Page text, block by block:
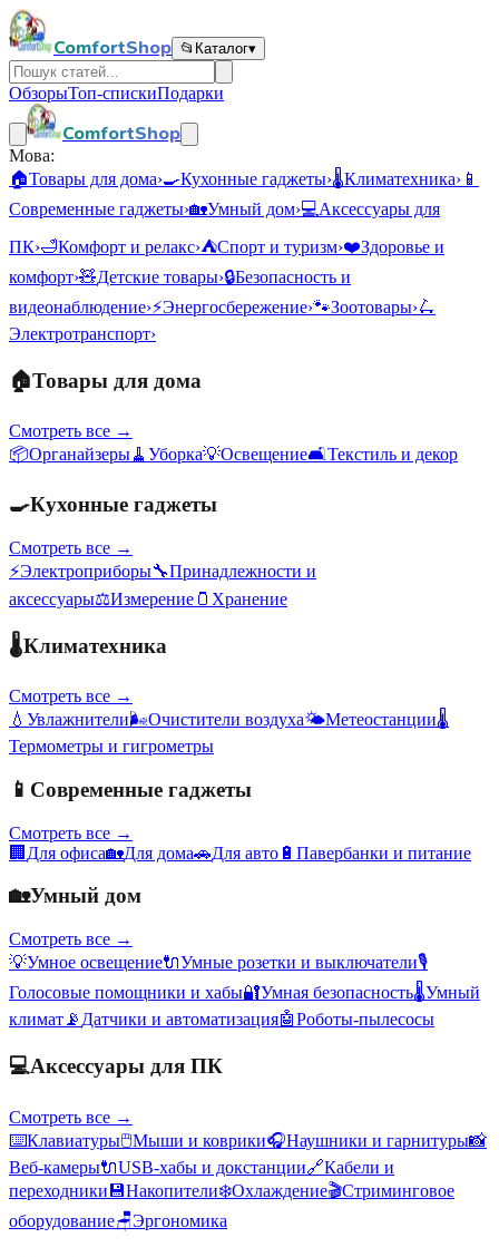
ComfortShop 📂 Каталог▾
ОбзорыТоп-спискиПодарки
ComfortShop
Мова:
🏠Товары для дома›🍳Кухонные гаджеты›🌡️Климатехника› 📱
Современные гаджеты›🏡Умный дом›💻Аксессуары для
ПК›🛁Комфорт и релакс›⛺Спорт и туризм›❤️Здоровье и
комфорт›🧸Детские товары›🔒Безопасность и
видеонаблюдение›⚡Энергосбережение›🐾Зоотовары›🛴
Электротранспорт›
🏠Товары для дома
Смотреть все →
📦Органайзеры🧹 Уборка💡Освещение🛋️Текстиль и декор
🍳Кухонные гаджеты
Смотреть все →
⚡Электроприборы🔧Принадлежности и
аксессуары⚖️Измерение 🫙 Хранение
🌡️Климатехника
Смотреть все →
💧 Увлажнители🌬️Очистители воздуха🌤️Метеостанции🌡️
Термометры и гигрометры
📱 Современные гаджеты
Смотреть все →
🏢 Для офиса🏡Для дома🚗Для авто 🔋 Павербанки и питание
🏡Умный дом
Смотреть все →
💡Умное освещение🔌Умные розетки и выключатели🎙️
Голосовые помощники и хабы🔐Умная безопасность🌡️Умный
климат 📡 Датчики и автоматизация🤖Роботы-пылесосы
💻Аксессуары для ПК
Смотреть все →
⌨️Клавиатуры🖱️Мыши и коврики🎧Наушники и гарнитуры📸
Веб-камеры🔌USB-хабы и докстанции🔗Кабели и
переходники 💾Накопители❄️Охлаждение🎬Стриминговое
оборудование🪑Эргономика